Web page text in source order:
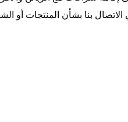
الاتصال بنا بشأن المنتجات أو